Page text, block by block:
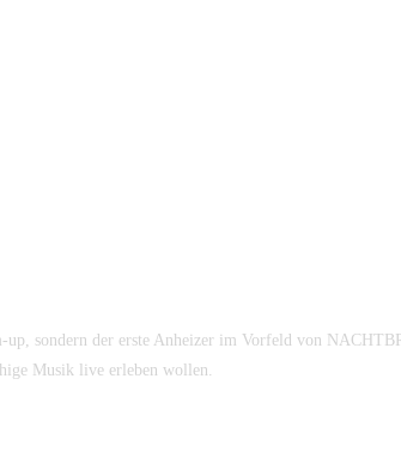
sondern der erste Anheizer im Vorfeld von
Musik live erleben wollen.